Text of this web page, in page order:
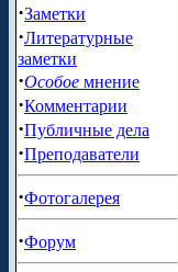
·Заметки
·Литературные
заметки
·Особое мнение
·Комментарии
·Публичные дела
·Преподаватели
·Фотогалерея
·Форум